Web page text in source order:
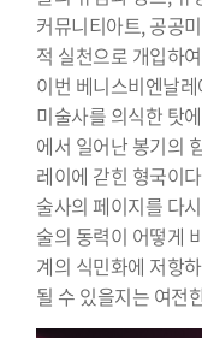
커뮤니티아트, 공공
적 실천으로 개입하
이번 베니스비엔날
미술사를 의식한 탓
에서 일어난 봉기의
레이에 갇힌 형국이
술사의 페이지를 다
술의 동력이 어떻게
계의 식민화에 저항
될 수 있을지는 여전